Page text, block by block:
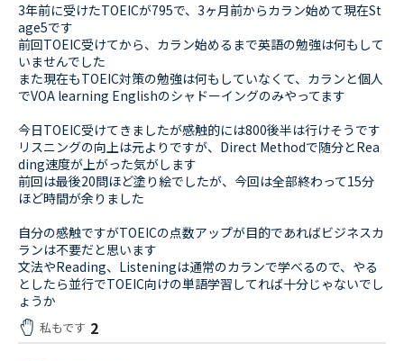
3年前に受けたTOEICが795で、3ヶ月前からカラン始めて現在St
age5です
前回TOEIC受けてから、カラン始めるまで英語の勉強は何もして
いませんでした
また現在もTOEIC対策の勉強は何もしていなくて、カランと個人
でVOA learning Englishのシャドーイングのみやってます
今日TOEIC受けてきましたが感触的には800後半は行けそうです
リスニングの向上は元よりですが、Direct Methodで随分とRea
ding速度が上がった気がします
前回は最後20問ほど塗り絵でしたが、今回は全部終わって15分
ほど時間が余りました
自分の感触ですがTOEICの点数アップが目的であればビジネスカ
ランは不要だと思います
文法やReading、Listeningは通常のカランで学べるので、やる
としたら並行でTOEIC向けの単語学習してれば十分じゃないでし
ょうか
私もです 2